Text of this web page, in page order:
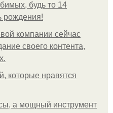
будь то 14
рождения!
компании сейчас
своего контента,
которые нравятся
а мощный инструмент